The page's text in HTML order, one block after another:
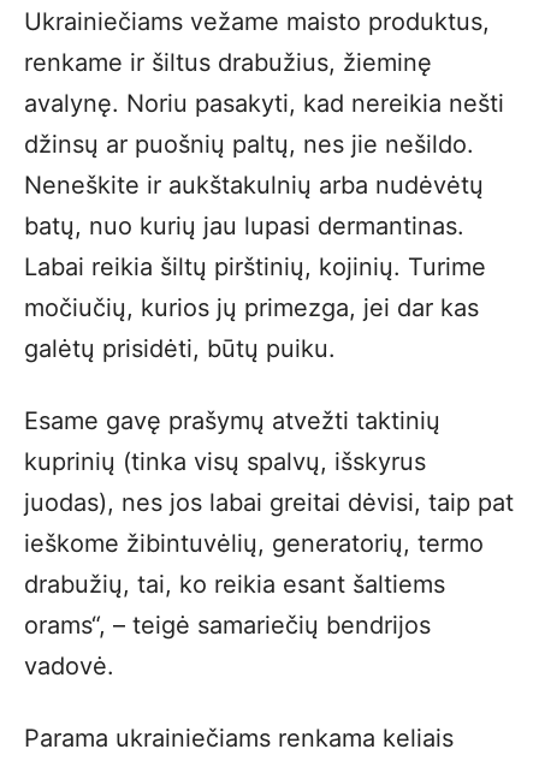
Ukrainiečiams vežame maisto produktus,
renkame ir šiltus drabužius, žieminę
avalynę. Noriu pasakyti, kad nereikia nešti
džinsų ar puošnių paltų, nes jie nešildo.
Neneškite ir aukštakulnių arba nudėvėtų
batų, nuo kurių jau lupasi dermantinas.
Labai reikia šiltų pirštinių, kojinių. Turime
močiučių, kurios jų primezga, jei dar kas
galėtų prisidėti, būtų puiku.
Esame gavę prašymų atvežti taktinių
kuprinių (tinka visų spalvų, išskyrus
juodas), nes jos labai greitai dėvisi, taip pat
ieškome žibintuvėlių, generatorių, termo
drabužių, tai, ko reikia esant šaltiems
orams“, – teigė samariečių bendrijos
vadovė.
Parama ukrainiečiams renkama keliais